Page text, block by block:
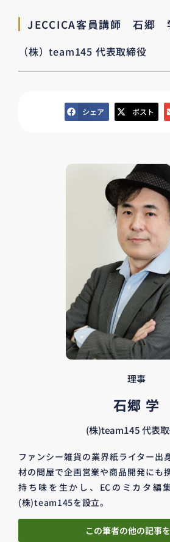
JECCICA客員講師 石郷
（株）team145 代表取締役
シェア ポスト
理事
石郷 学
(株)team145 代表
ファンシー雑貨の業界紙ライター出
材の問屋で企画営業や商品開発にも
持ち味を生かし、ECのミカタ編
(株)team145を設立。
この筆者の他の記事